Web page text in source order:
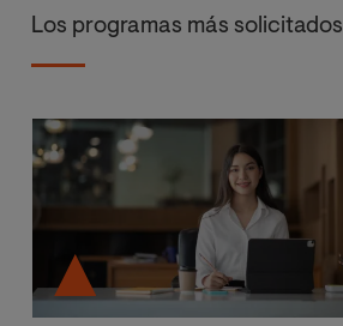
Los programas más solicitados